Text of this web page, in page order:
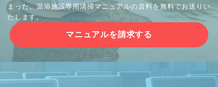
まった、温浴施設専用清掃マニュアルの資料を無料でお送りい
たします。
マニュアルを請求する